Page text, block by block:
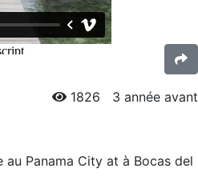
1826 3 année avant
au Panama City at à Bocas del